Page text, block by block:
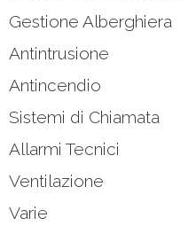
Gestione Alberghiera
Antintrusione
Antincendio
Sistemi di Chiamata
Allarmi Tecnici
Ventilazione
Varie